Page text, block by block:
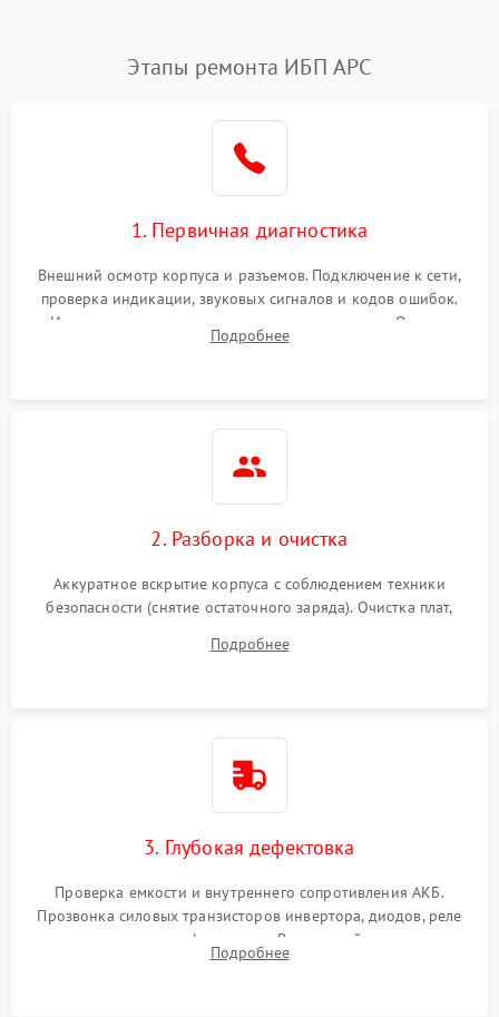
Этапы ремонта ИБП APC
1. Первичная диагностика
Внешний осмотр корпуса и разъемов. Подключение к сети,
проверка индикации, звуковых сигналов и кодов ошибок.
Измерение входного и выходного напряжения. Оценка
реакции ИБП на отключение основного питания без
Подробнее
2. Разборка и очистка
Аккуратное вскрытие корпуса с соблюдением техники
безопасности (снятие остаточного заряда). Очистка плат,
и кистей для предотвращения перегрева и замыканий.
Подробнее
3. Глубокая дефектовка
Проверка емкости и внутреннего сопротивления АКБ.
Прозвонка силовых транзисторов инвертора, диодов, реле
переключения и трансформатора. Визуальный поиск вздутых
конденсаторов и прогаров на печатной плате.
Подробнее